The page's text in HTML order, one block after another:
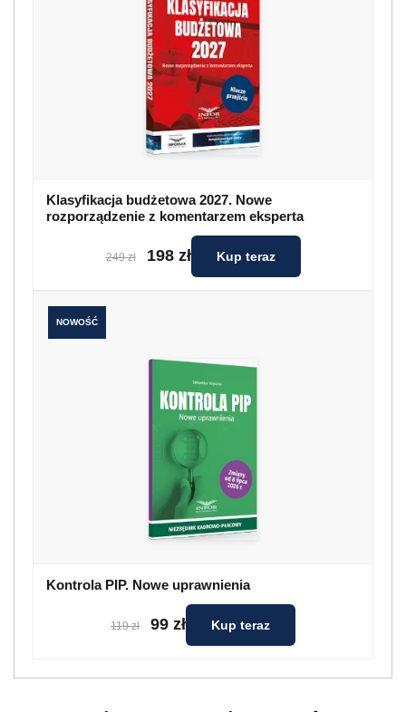
Klasyfikacja budżetowa 2027. Nowe
rozporządzenie z komentarzem eksperta
249 zł 198 zł Kup teraz
NOWOŚĆ
Kontrola PIP. Nowe uprawnienia
119 zł 99 zł Kup teraz